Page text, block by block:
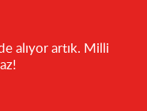
alıyor artık. Milli